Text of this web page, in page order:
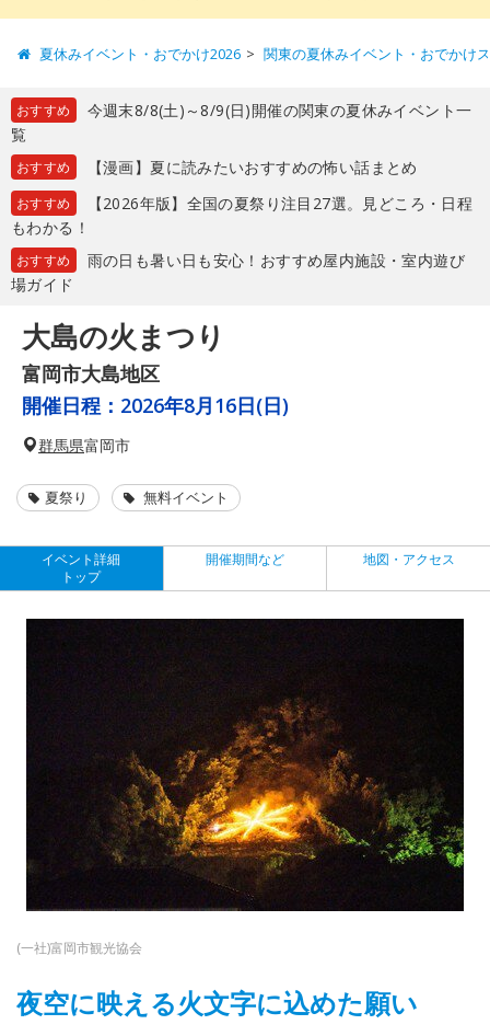
夏休みイベント・おでかけ2026 関東の夏休みイベント・おでかけ
おすすめ
今週末8/8(土)～8/9(日)開催の関東の夏休みイベント一
覧
おすすめ 【漫画】夏に読みたいおすすめの怖い話まとめ
おすすめ
【2026年版】全国の夏祭り注目27選。見どころ・日程
もわかる！
おすすめ
雨の日も暑い日も安心！おすすめ屋内施設・室内遊び
場ガイド
大島の火まつり
富岡市大島地区
開催日程： 2026年8月16日(日)
群馬県富岡市
夏祭り 無料イベント
イベント詳細
トップ
開催期間など 地図・アクセス
(一社)富岡市観光協会
夜空に映える火文字に込めた願い